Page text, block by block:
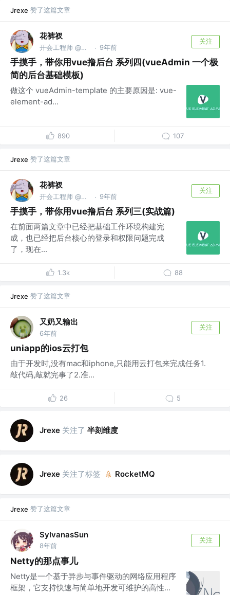
Jrexe 赞了这篇文章
花裤衩
开会工程师 @字节跳动 · 9年前
关注
手摸手，带你用vue撸后台 系列四(vueAdmin 一个极
简的后台基础模板)
做这个 vueAdmin-template 的主要原因是: vue-
element-ad...
890 107
Jrexe 赞了这篇文章
花裤衩
开会工程师 @字节跳动 · 9年前
关注
手摸手，带你用vue撸后台 系列三(实战篇)
在前面两篇文章中已经把基础工作环境构建完
成，也已经把后台核心的登录和权限问题完成
了，现在...
1.3k 88
Jrexe 赞了这篇文章
又奶又输出
6年前
关注
uniapp的ios云打包
由于开发时,没有mac和iphone,只能用云打包来完成任务1.
敲代码,敲就完事了2.准...
26 5
Jrexe 关注了 半刻维度
Jrexe 关注了标签 RocketMQ
Jrexe 赞了这篇文章
SylvanasSun
8年前
关注
Netty的那点事儿
Netty是一个基于异步与事件驱动的网络应用程序
框架，它支持快速与简单地开发可维护的高性...